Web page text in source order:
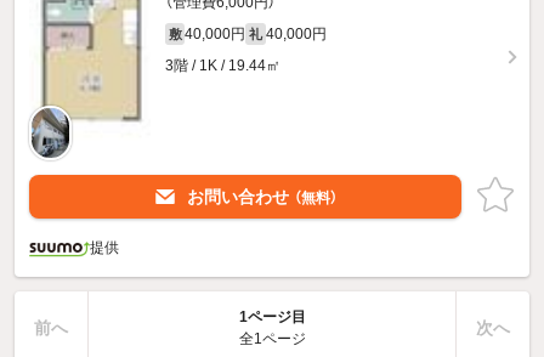
敷 40,000円 礼 40,000円
3階 / 1K / 19.44㎡
お問い合わせ （無料）
提供
前へ
1ページ目
全1ページ
次へ